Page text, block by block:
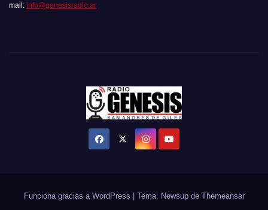
mail: info@genesisradio.ar
Funciona gracias a WordPress | Tema: Newsup de Themeansar